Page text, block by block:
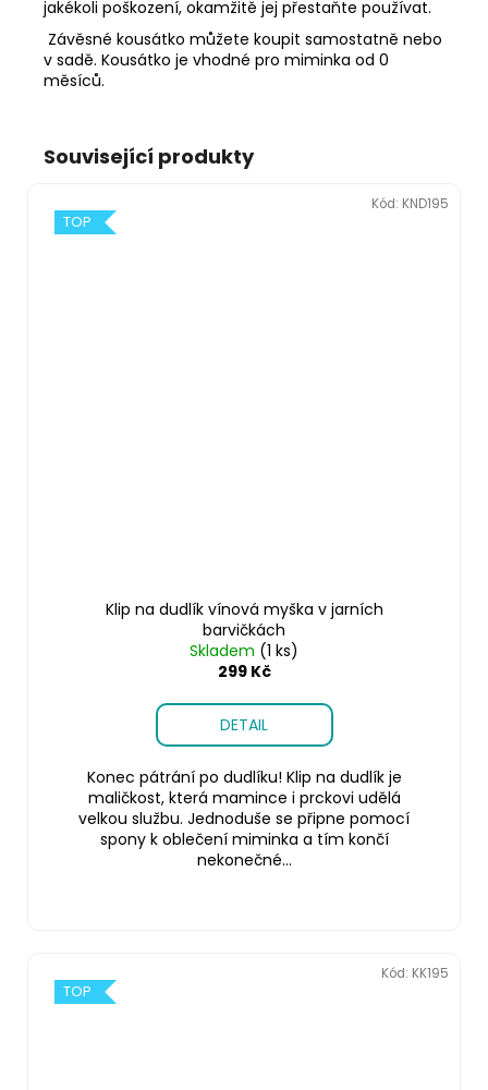
jakékoli poškození, okamžitě jej přestaňte používat.
Závěsné kousátko můžete koupit samostatně nebo
v sadě. Kousátko je vhodné pro miminka od 0
měsíců.
Související produkty
TOP
Klip na dudlík vínová myška v jarních
barvičkách
Skladem (1 ks)
299 Kč
DETAIL
Konec pátrání po dudlíku! Klip na dudlík je
maličkost, která mamince i prckovi udělá
velkou službu. Jednoduše se připne pomocí
spony k oblečení miminka a tím končí
nekonečné...
Kód: KND195
TOP
Kód: KK195